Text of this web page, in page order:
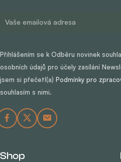
Přihlášením se k Odběru novinek
osobních údajů pro účely zasílání
jsem si přečetl(a) Podmínky pro
souhlasím s nimi.
Shop